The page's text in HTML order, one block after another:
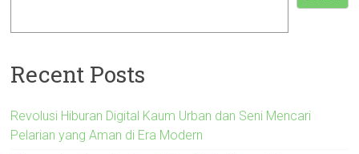
Recent Posts
Revolusi Hiburan Digital Kaum Urban dan Seni Mencari
Pelarian yang Aman di Era Modern